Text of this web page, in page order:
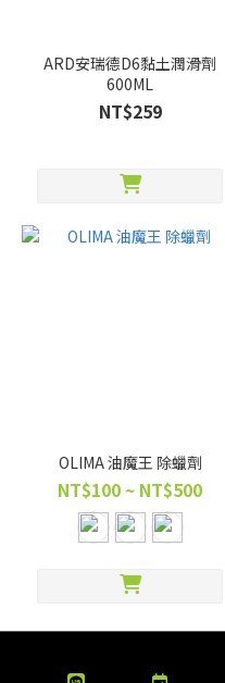
ARD安瑞德D6黏土潤滑劑
600ML
NT$259
OLIMA 油魔王 除蠟劑
NT$100 ~ NT$500